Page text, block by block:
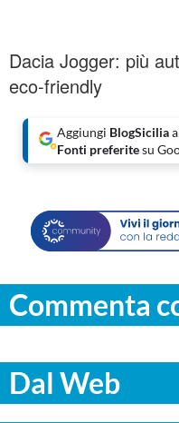
Dacia Jogger: più
eco-friendly
Aggiungi BlogSicilia
Fonti preferitesu
Commenta
Dal Web